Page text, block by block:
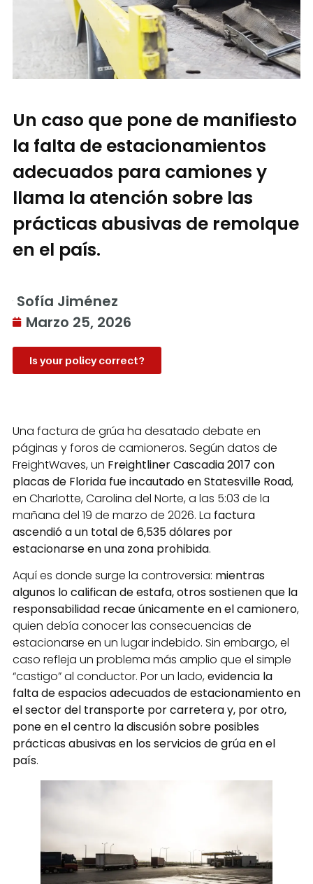
Un caso que pone de manifiesto
la falta de estacionamientos
adecuados para camiones y
llama la atención sobre las
prácticas abusivas de remolque
en el país.
Sofía Jiménez
Marzo 25, 2026
Is your policy correct?
Una factura de grúa ha desatado debate en
páginas y foros de camioneros. Según datos de
FreightWaves, un Freightliner Cascadia 2017 con
placas de Florida fue incautado en Statesville Road,
en Charlotte, Carolina del Norte, a las 5:03 de la
mañana del 19 de marzo de 2026. La factura
ascendió a un total de 6,535 dólares por
estacionarse en una zona prohibida.
Aquí es donde surge la controversia: mientras
algunos lo califican de estafa, otros sostienen que la
responsabilidad recae únicamente en el camionero,
quien debía conocer las consecuencias de
estacionarse en un lugar indebido. Sin embargo, el
caso refleja un problema más amplio que el simple
“castigo” al conductor. Por un lado,evidencia la
falta de espacios adecuados de estacionamiento en
el sector del transporte por carretera y, por otro,
pone en el centro la discusión sobre posibles
prácticas abusivas en los servicios de grúa en el
país.